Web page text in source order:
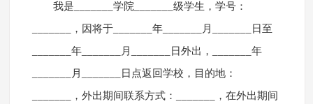
我是_______学院_______级学生，学号：
_______，因将于_______年_______月_______日至
_______年_______月_______日外出，_______年
_______月_______日点返回学校，目的地：
_______，外出期间联系方式：_______，在外出期间